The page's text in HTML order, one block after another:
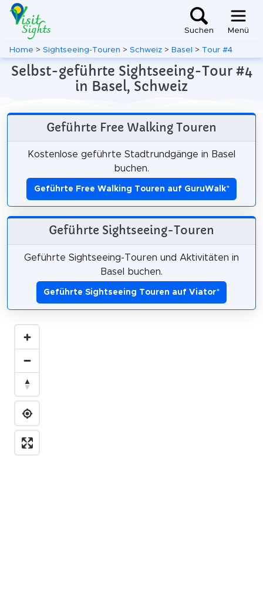
Suchen Menü
Home > Sightseeing-Touren > Schweiz > Basel > Tour #4
Selbst-geführte Sightseeing-Tour #4
in Basel, Schweiz
Geführte Free Walking Touren
Kostenlose geführte Stadtrundgänge in Basel
buchen.
Geführte Free Walking Touren auf GuruWalk*
Geführte Sightseeing-Touren
Geführte Sightseeing-Touren und Aktivitäten in
Basel buchen.
Geführte Sightseeing Touren auf Viator*